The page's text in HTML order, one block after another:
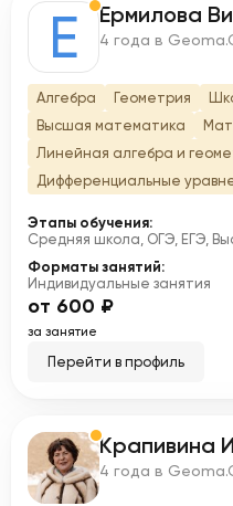
Е Ермилова
4 года в
Алгебра Геометрия
Высшая математика
Линейная алгебра и
Дифференциальные
Этапы обучения:
Средняя школа, ОГЭ, ЕГЭ,
Форматы занятий:
Индивидуальные занятия
от 600 ₽
за занятие
Перейти в профиль
К Крапивина
4 года в